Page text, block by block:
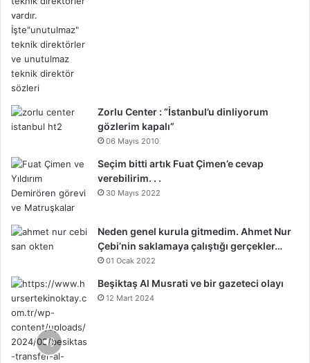
Zorlu Center : “İstanbul’u dinliyorum
gözlerim kapalı”
06 Mayıs 2010
Seçim bitti artık Fuat Çimen’e cevap
verebilirim. . .
30 Mayıs 2022
Neden genel kurula gitmedim. Ahmet Nur
Çebi’nin saklamaya çalıştığı gerçekler…
01 Ocak 2022
Beşiktaş Al Musrati ve bir gazeteci olayı
12 Mart 2024